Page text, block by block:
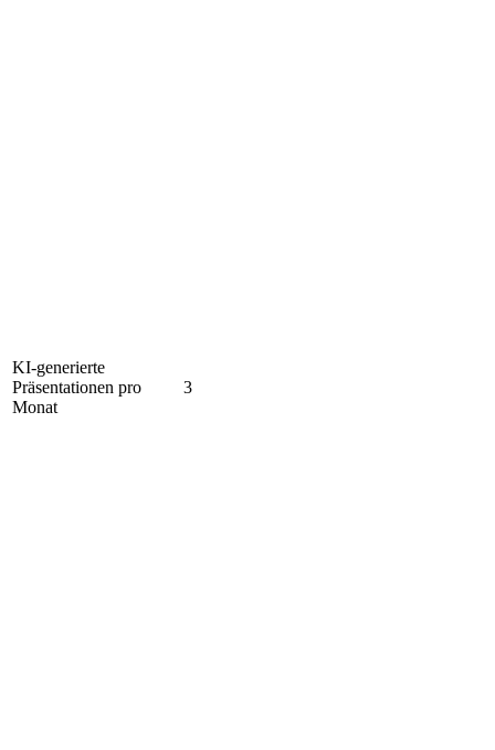
KI-generierte
Präsentationen pro
Monat
3